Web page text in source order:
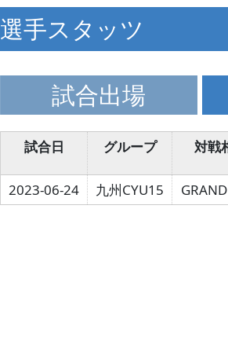
選手スタッツ
試合出場
試合日 グループ 対戦
2023-06-24 九州CYU15